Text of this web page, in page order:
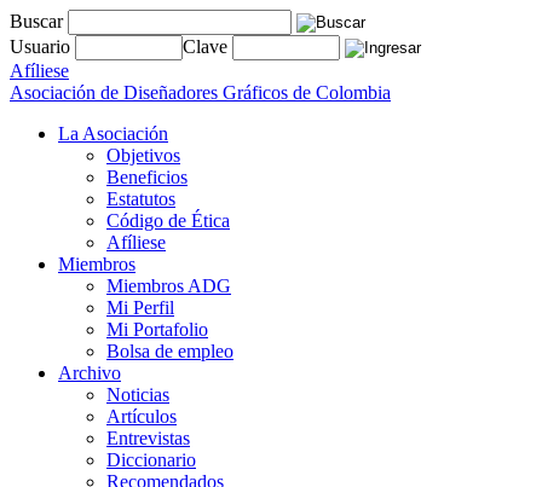
Buscar
Usuario
Clave
Afíliese
Asociación de Diseñadores Gráficos de Colombia
La Asociación
Objetivos
Beneficios
Estatutos
Código de Ética
Afíliese
Miembros
Miembros ADG
Mi Perfil
Mi Portafolio
Bolsa de empleo
Archivo
Noticias
Artículos
Entrevistas
Diccionario
Recomendados